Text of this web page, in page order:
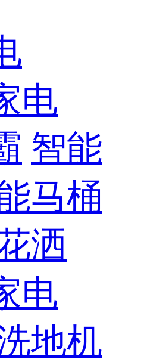
电
智能
马桶
洒
电
地机